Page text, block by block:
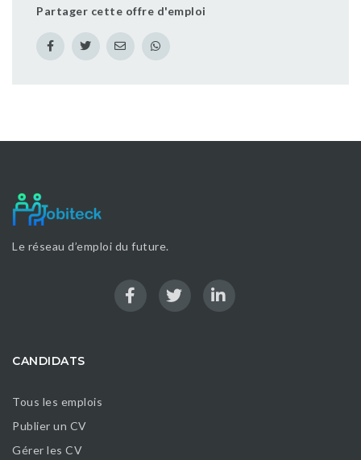
Partager cette offre d'emploi
Le réseau d’emploi du future.
CANDIDATS
Tous les emplois
Publier un CV
Gérer les CV